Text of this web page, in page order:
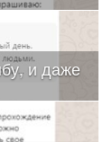
и даже